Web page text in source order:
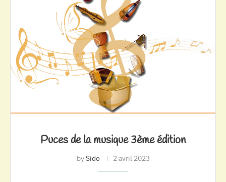
Puces de la musique 3ème édition
bySido 2 avril 2023